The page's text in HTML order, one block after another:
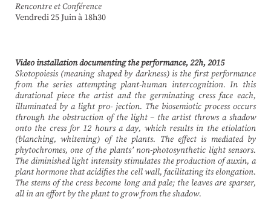
Rencontre et Conférence
Vendredi 25 Juin à 18h30
Video installation documenting the performance, 22h, 2015
Skotopoiesis (meaning shaped by darkness) is the first performance
from the series attempting plant-human intercognition. In this
durational piece the artist and the germinating cress face each,
illuminated by a light pro- jection. The biosemiotic process occurs
through the obstruction of the light – the artist throws a shadow
onto the cress for 12 hours a day, which results in the etiolation
(blanching, whitening) of the plants. The effect is mediated by
phytochromes, one of the plants’ non-photosynthetic light sensors.
The diminished light intensity stimulates the production of auxin, a
plant hormone that acidifies the cell wall, facilitating its elongation.
The stems of the cress become long and pale; the leaves are sparser,
all in an effort by the plant to grow from the shadow.